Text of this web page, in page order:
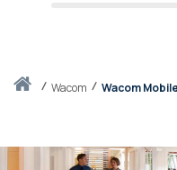
Accueilwacom Wacom